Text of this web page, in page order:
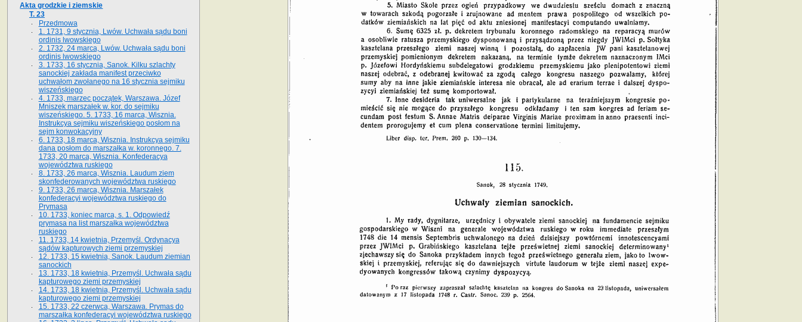
Akta grodzkie i ziemskie
T. 23
Przedmowa
1. 1731, 9 stycznia, Lwów. Uchwała sądu boni
ordinis lwowskiego
2. 1732, 24 marca, Lwów. Uchwała sądu boni
ordinis lwowskiego
3. 1733, 16 stycznia, Sanok. Kilku szlachty
sanockiej zakłada manifest przeciwko
uchwałom zwołanego na 16 stycz­nia sejmiku
wiszeńskiego
4. 1733, marzec początek, Warszawa. Józef
Mniszek marszałek w. kor. do sejmiku
wiszeńskiego. 5. 1733, 16 marca, Wisznia.
Instrukcya sejmiku wiszeńskiego posłom na
sejm konwokacyjny
6. 1733, 18 marca, Wisznia. Instrukcya sejmiku
dana posłom do marszałka w. koronnego. 7.
1733, 20 marca, Wisznia. Konfederacya
województwa ruskiego
8. 1733, 26 marca, Wisznia. Laudum ziem
skonfederowanych województwa ruskiego
9. 1733, 26 marca, Wisznia. Marszałek
konfederacyi województwa ruskiego do
Prymasa
10. 1733, koniec marca, s. 1. Odpowiedź
prymasa na list marszałka województwa
ruskiego
11. 1733, 14 kwietnia, Przemyśl. Ordynacya
sądów kapturowych ziemi przemyskiej
12. 1733, 15 kwietnia, Sanok. Laudum ziemian
sanockich
13. 1733, 18 kwietnia, Przemyśl. Uchwała sądu
kapturowego ziemi przemyskiej
14. 1733, 18 kwietnia, Przemyśl. Uchwała sądu
kapturowego ziemi przemyskiej
15. 1733, 22 czerwca, Warszawa. Prymas do
marszałka konfederacyi województwa ruskiego